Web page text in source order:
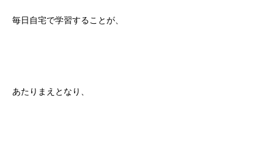
毎日自宅で学習することが、
あたりまえとなり、